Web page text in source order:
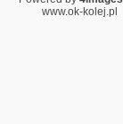
www.ok-kolej.pl